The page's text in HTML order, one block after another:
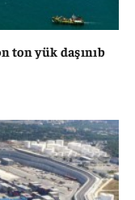
ton yük daşınıb